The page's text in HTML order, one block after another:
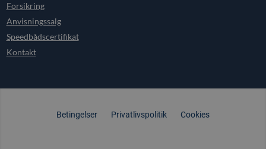
Forsikring
Anvisningssalg
Speedbådscertifikat
Kontakt
Betingelser Privatlivspolitik Cookies